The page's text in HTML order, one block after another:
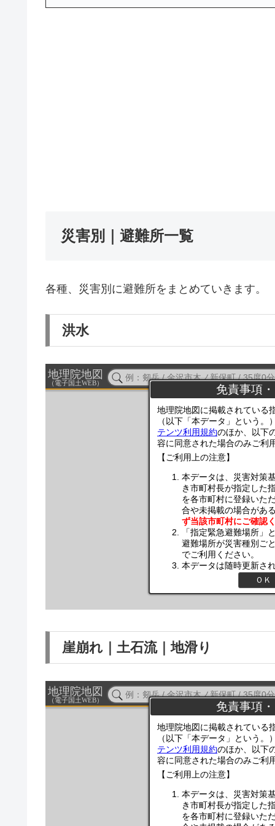
災害別｜避難所一覧
各種、災害別に避難所をまとめていきます。
洪水
崖崩れ｜土石流｜地滑り